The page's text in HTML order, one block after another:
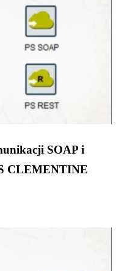
SOAP i
CLEMENTINE